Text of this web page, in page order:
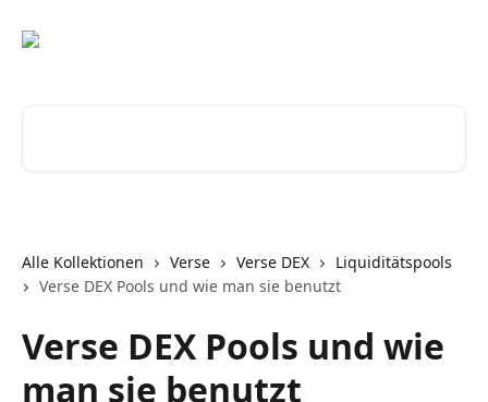
Alle Kollektionen Verse Verse DEX
Liquiditätspools
Verse DEX Pools und wie man sie benutzt
Verse DEX Pools und wie
man sie benutzt